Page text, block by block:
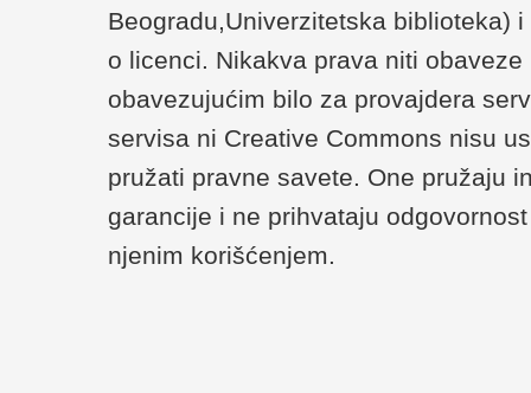
Beogradu,Univerzitetska biblioteka)
o licenci. Nikakva prava niti
obavezujućim bilo za provajdera
servisa ni Creative Commons nisu
pružati pravne savete. One pružaju
garancije i ne prihvataju
njenim korišćenjem.